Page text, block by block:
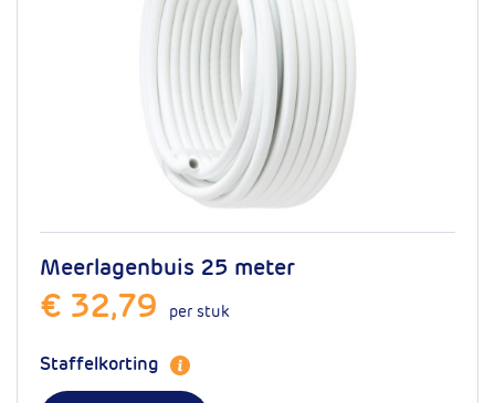
50 jaar
16.100.0704
Meerlagenbuis 25 meter
€ 32,79 per stuk
Staffelkorting